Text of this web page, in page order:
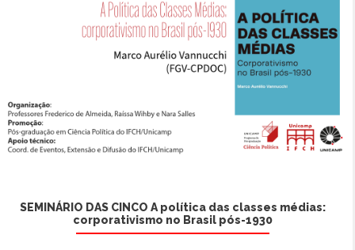
SEMINÁRIO DAS CINCO A política das classes médias:
corporativismo no Brasil pós-1930